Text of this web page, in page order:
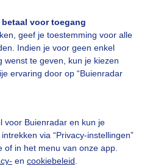
voor toegang
geef je toestemming voor alle
Indien je voor geen enkel
wenst te geven, kun je kiezen
ervaring door op “Buienradar
voor Buienradar en kun je
via “Privacy-instellingen”
of in het menu van onze app.
en cookiebeleid
Een moment
De Bilt